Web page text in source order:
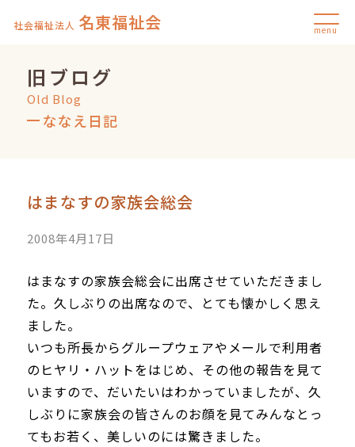
社会福祉法人 名東福祉会 menu
旧ブログ
Old Blog
ななえ日記
はまなすの家族会総会
2008年4月17日
はまなすの家族会総会に出席させていただきまし
た。久しぶりの出席なので、とても懐かしく思え
ました。
いつも所長からグループウェアやメールで利用者
のヒヤリ・ハットをはじめ、その他の報告を見て
いますので、だいたいはわかっていましたが、久
しぶりに家族会の皆さんのお顔を見てみんなとっ
てもお若く、美しいのには驚きました。